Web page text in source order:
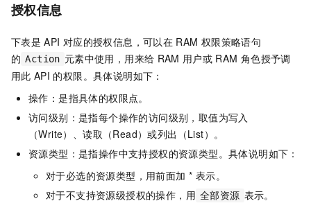
授权信息
下表是 API 对应的授权信息，可以在 RAM 权限策略语句
的 Action 元素中使用，用来给 RAM 用户或 RAM 角色授予调
用此 API 的权限。具体说明如下：
操作：是指具体的权限点。
访问级别：是指每个操作的访问级别，取值为写入
（Write）、读取（Read）或列出（List）。
资源类型：是指操作中支持授权的资源类型。具体说明如下：
对于必选的资源类型，用前面加 * 表示。
对于不支持资源级授权的操作，用 全部资源 表示。